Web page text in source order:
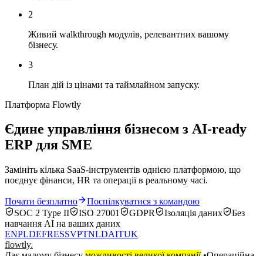
2
Живий walkthrough модулів, релевантних вашому
бізнесу.
3
План дій із цінами та таймлайном запуску.
Платформа Flowtly
Єдине управління бізнесом з AI-ready
ERP для SME
Замініть кілька SaaS-інструментів однією платформою, що
поєднує фінанси, HR та операції в реальному часі.
Почати безплатно
Поспілкуватися з командою
SOC 2 Type II
ISO 27001 GDPR Ізоляція даних
Без
навчання AI на ваших даних
ENPLDEFRESSVPTNLDAITUK
flowtly.